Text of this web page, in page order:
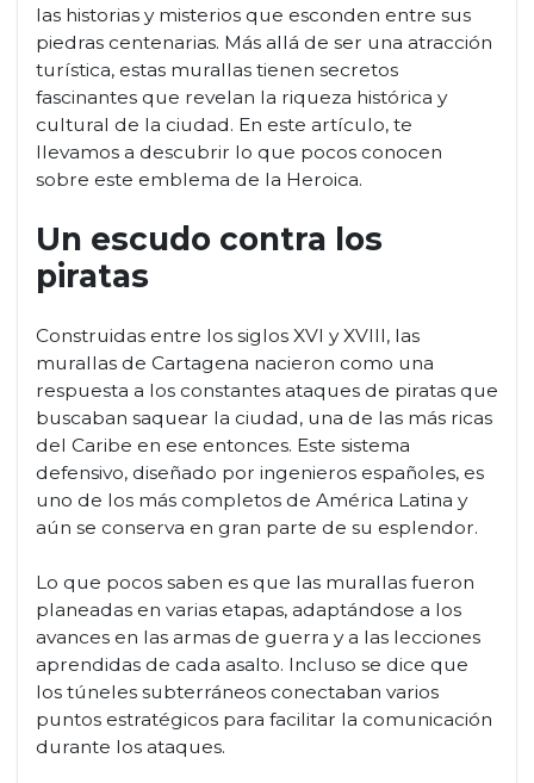
las historias y misterios que esconden entre sus
piedras centenarias. Más allá de ser una atracción
turística, estas murallas tienen secretos
fascinantes que revelan la riqueza histórica y
cultural de la ciudad. En este artículo, te
llevamos a descubrir lo que pocos conocen
sobre este emblema de la Heroica.
Un escudo contra los
piratas
Construidas entre los siglos XVI y XVIII, las
murallas de Cartagena nacieron como una
respuesta a los constantes ataques de piratas que
buscaban saquear la ciudad, una de las más ricas
del Caribe en ese entonces. Este sistema
defensivo, diseñado por ingenieros españoles, es
uno de los más completos de América Latina y
aún se conserva en gran parte de su esplendor.
Lo que pocos saben es que las murallas fueron
planeadas en varias etapas, adaptándose a los
avances en las armas de guerra y a las lecciones
aprendidas de cada asalto. Incluso se dice que
los túneles subterráneos conectaban varios
puntos estratégicos para facilitar la comunicación
durante los ataques.